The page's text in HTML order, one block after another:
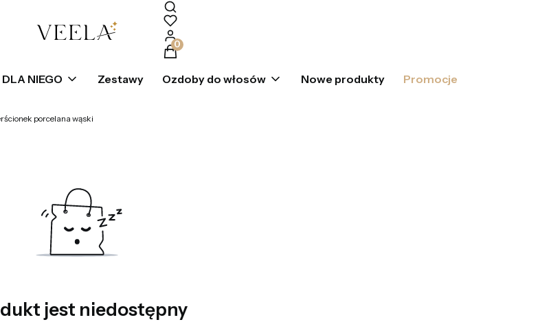
Produkty w koszyku: 0. Zobacz szczegóły
DLA NIEGO Zestawy Ozdoby do włosów Nowe produkty Promocje
porcelana wąski
jest niedostępny